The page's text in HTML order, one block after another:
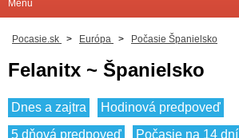
Pocasie.sk > Európa > Počasie Španielsko
Felanitx ~ Španielsko
Dnes a zajtra
Hodinová predpoveď
5 dňová predpoveď
Počasie na 14 dní